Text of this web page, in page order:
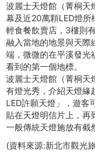
波麗士天燈館（菁桐天
幕及近20萬顆LED燈所
輕食餐飲賣店， 3樓則
融入當地的地景與天際
端， 微微的在平溪發光
看到的第一個地標。
波麗士天燈館（菁桐天
有燈光秀， 介紹天燈緣
LED許願天燈」，遊客
貼在天燈明信片上， 再
一般傳統天燈施放有截
(資料來源:新北市觀光